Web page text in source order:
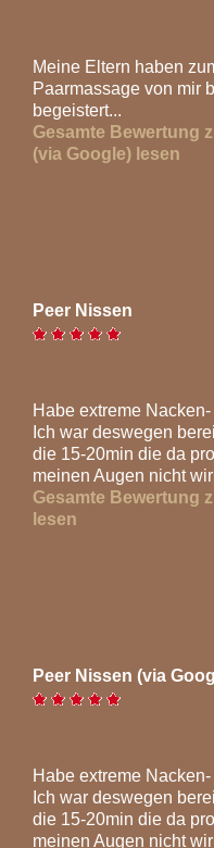
Meine Eltern haben
Paarmassage von mir
begeistert...
Gesamte Bewertung
(via Google) lesen
Peer Nissen
Habe extreme
Ich war deswegen
die 15-20min die da
meinen Augen nicht
Gesamte Bewertung
lesen
Peer Nissen (via
Habe extreme
Ich war deswegen
die 15-20min die da
meinen Augen nicht